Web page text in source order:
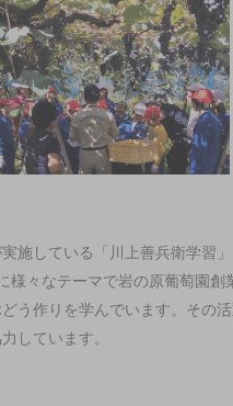
施している「川上善兵衛学習
様々なテーマで岩の原葡萄園創
う作りを学んでいます。その
しています。